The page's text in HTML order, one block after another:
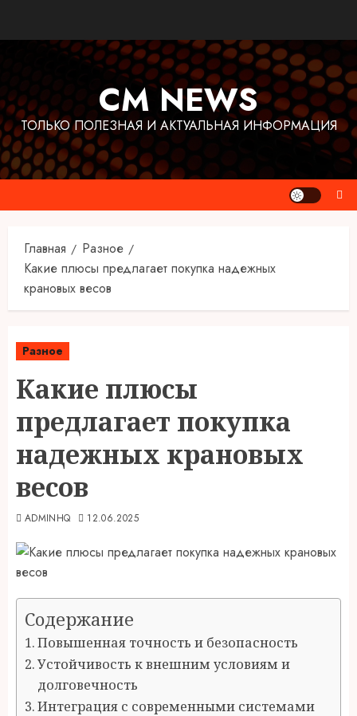
содержимому
CM NEWS
ТОЛЬКО ПОЛЕЗНАЯ И АКТУАЛЬНАЯ ИНФОРМАЦИЯ
Главная
Разное
Какие плюсы предлагает покупка надежных
крановых весов
Разное
Какие плюсы
предлагает покупка
надежных крановых
весов
ADMINHQ 12.06.2025
Содержание
Повышенная точность и безопасность
Устойчивость к внешним условиям и
долговечность
Интеграция с современными системами